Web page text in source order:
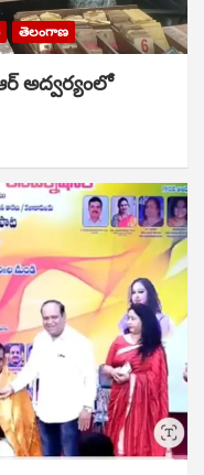
తెలంగాణ
అద్వర్యంలో